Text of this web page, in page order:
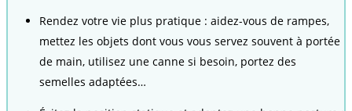
Rendez votre vie plus pratique : aidez-vous de rampes,
mettez les objets dont vous vous servez souvent à portée
de main, utilisez une canne si besoin, portez des
semelles adaptées…